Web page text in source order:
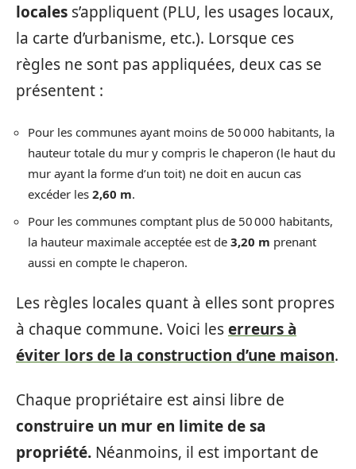
locales s’appliquent (PLU, les usages locaux,
la carte d’urbanisme, etc.). Lorsque ces
règles ne sont pas appliquées, deux cas se
présentent :
Pour les communes ayant moins de 50 000 habitants, la
hauteur totale du mur y compris le chaperon (le haut du
mur ayant la forme d’un toit) ne doit en aucun cas
excéder les 2,60 m.
Pour les communes comptant plus de 50 000 habitants,
la hauteur maximale acceptée est de 3,20 m prenant
aussi en compte le chaperon.
Les règles locales quant à elles sont propres
à chaque commune. Voici leserreurs à
éviter lors de la construction d’une maison.
Chaque propriétaire est ainsi libre de
construire un mur en limite de sa
propriété. Néanmoins, il est important de